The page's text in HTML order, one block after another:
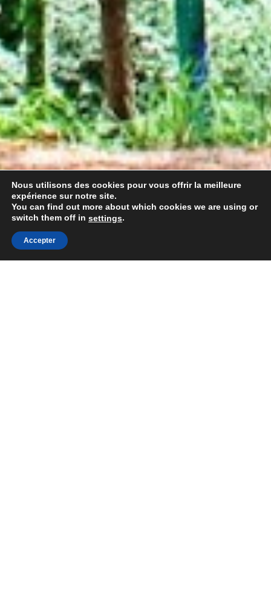
Nous utilisons des cookies pour vous offrir la meilleure
expérience sur notre site.
You can find out more about which cookies we are using or
switch them off in settings.
Accepter